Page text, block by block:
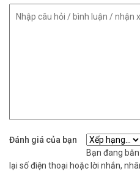
Đánh giá của bạn
Bạn đang
lại số điện thoại hoặc lời nhắn,